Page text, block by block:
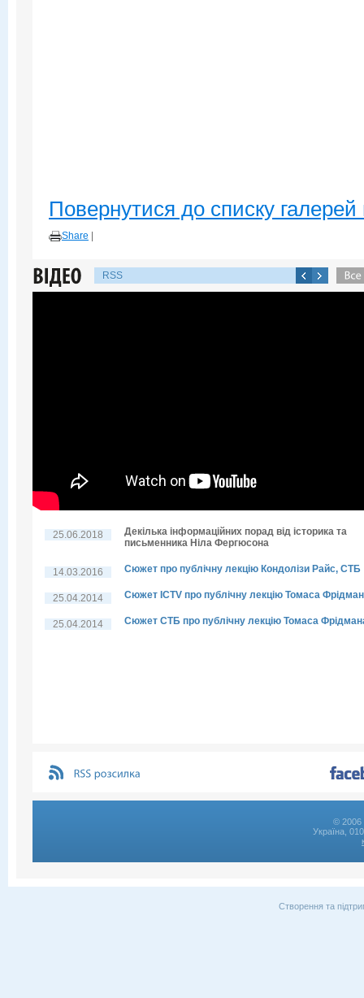
Повернутися до списку галерей
Share
RSS
25.06.2018
Декілька інформаційних порад від історика та
письменника Ніла Фергюсона
14.03.2016 Сюжет про публічну лекцію Кондолізи Райс, СТБ
25.04.2014 Сюжет ICTV про публічну лекцію Томаса
25.04.2014 Сюжет СТБ про публічну лекцію Томаса
© 2006
Україна,
Створення та